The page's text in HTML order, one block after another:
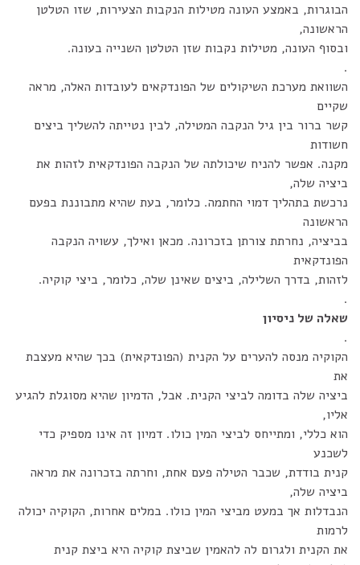
הבוגרות, באמצע העונה מטילות הנקבות הצעירות, שזו הטלטן
הראשונה,
ובסוף העונה, מטילות נקבות שזן הטלטן השנייה בעונה.
.
השוואת מערכת השיקולים של הפונדקאים לעובדות האלה, מראה
שקיים
קשר ברור בין גיל הנקבה המטילה, לבין נטייתה להשליך ביצים
חשודות
מקנה. אפשר להניח שיכולתה של הנקבה הפונדקאית לזהות את
ביציה שלה,
נרכשת בתהליך דמוי החתמה. כלומר, בעת שהיא מתבוננת בפעם
הראשונה
בביציה, נחרתת צורתן בזכרונה. מכאן ואילך, עשויה הנקבה
הפונדקאית
לזהות, בדרך השלילה, ביצים שאינן שלה, כלומר, ביצי קוקיה.
.
שאלה של ניסיון
.
הקוקיה מנסה להערים על הקנית (הפונדקאית) בכך שהיא מעצבת
את
ביציה שלה בדומה לביצי הקנית. אבל, הדמיון שהיא מסוגלת להגיע
אליו,
הוא כללי, ומתייחס לביצי המין כולו. דמיון זה אינו מספיק כדי
לשכנע
קנית בודדת, שכבר הטילה פעם אחת, וחרתה בזכרונה את מראה
ביציה שלה,
הנבדלות אך במעט מביצי המין כולו. במלים אחרות, הקוקיה יכולה
לרמות
את הקנית ולגרום לה להאמין שביצת קוקיה היא ביצת קנית